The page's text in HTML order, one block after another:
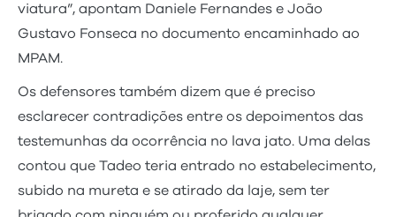
viatura”, apontam Daniele Fernandes e João
Gustavo Fonseca no documento encaminhado ao
MPAM.
Os defensores também dizem que é preciso
esclarecer contradições entre os depoimentos das
testemunhas da ocorrência no lava jato. Uma delas
contou que Tadeo teria entrado no estabelecimento,
subido na mureta e se atirado da laje, sem ter